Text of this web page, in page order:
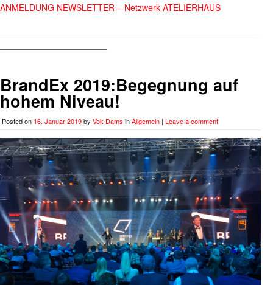
ANMELDUNG NEWSLETTER – Netzwerk ATELIERHAUS
BrandEx 2019:Begegnung auf
hohem Niveau!
Posted on 16. Januar 2019by Vok Dams inAllgemein | Leave a comment